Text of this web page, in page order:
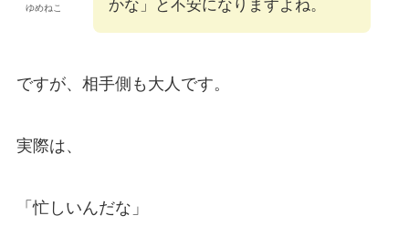
ゆめねこ
かな」と不安になりますよね。
ですが、相手側も大人です。
実際は、
「忙しいんだな」